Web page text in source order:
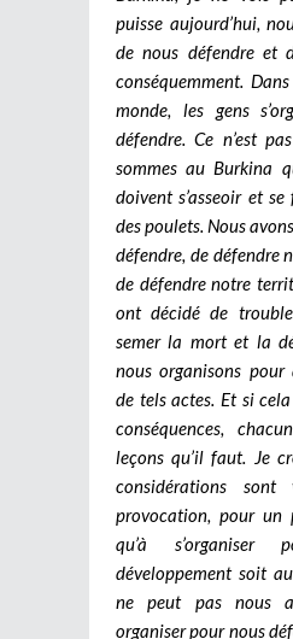
puisse aujourd’hui,
de nous défendre et
conséquemment.
monde, les gens
défendre. Ce n’est
sommes au Burkina
doivent s’asseoir et
des poulets. Nous
défendre, de défendre
de défendre notre
ont décidé de
semer la mort et la
nous organisons pour
de tels actes. Et si
conséquences,
leçons qu’il faut. Je
considérations
provocation, pour un
qu’à
développement soit
ne peut pas nous
organiser pour nous